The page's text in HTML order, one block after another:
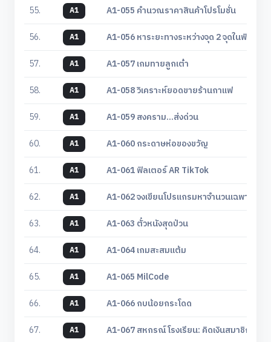
55.
A1
A1-055 คํานวณราคาสินค้าโปรโมชั่น
56.
A1
A1-056 หาระยะทางระหว่างจุด 2 จุดในพิกัด 3
57.
A1
A1-057 เกมทายลูกเต๋า
58.
A1
A1-058 วิเคราะห์ยอดขายร้านกาแฟ
59.
A1
A1-059 สงคราม...ส่งด่วน
60.
A1
A1-060 กระดาษห่อของขวัญ
61.
A1
A1-061 ฟิลเตอร์ AR TikTok
62.
A1
A1-062 จงเขียนโปรแกรมหาจํานวนเฉพาะ พร้
63.
A1
A1-063 ตั๋วหนังสุดป่วน
64.
A1
A1-064 เกมสะสมแต้ม
65.
A1
A1-065 MilCode
66.
A1
A1-066 กบน้อยกระโดด
67.
A1
A1-067 สหกรณ์โรงเรียน: คิดเงินสมาชิก